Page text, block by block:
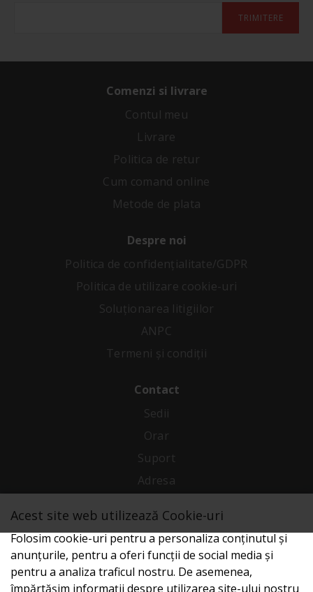
TRIMITERE
Comenzi si livrare
Contul meu
Livrare
Politica de retur
Cum comand online
Metode de plata
Despre noi
Politica de confidenţialitate/GDPR
Politica de utilizare cookie-uri
Soluționarea litigiilor
ANPC
Termeni și condiții
Contact
Sedii
Orar
Suport
Adresa
Conecteaza-te cu noi
Acest site web utilizează Cookie-uri
Folosim cookie-uri pentru a personaliza conținutul și
anunțurile, pentru a oferi funcții de social media și
pentru a analiza traficul nostru. De asemenea,
împărtășim informații despre utilizarea site-ului nostru